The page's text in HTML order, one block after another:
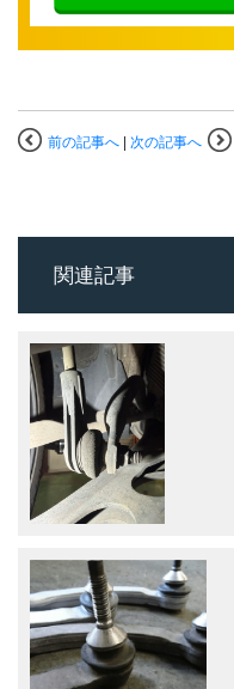
前の記事へ 次の記事へ
関連記事